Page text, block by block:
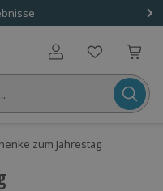
Benutzerkonto
zum Jahrestag